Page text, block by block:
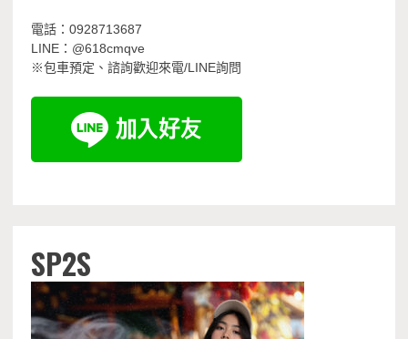
電話：0928713687
LINE：@618cmqve
※包車預定、諮詢歡迎來電/LINE詢問
SP2S